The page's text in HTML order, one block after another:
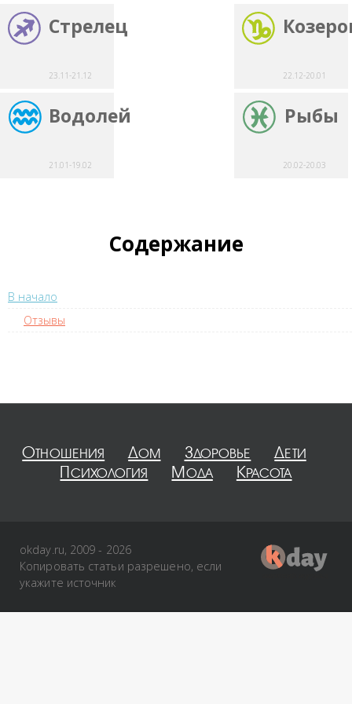
Стрелец
23.11-21.12 22.12-20.01
Водолей
21.01-19.02
Рыбы
20.02-20.03
Содержание
В начало
Отзывы
Отношения Дом Здоровье
Дети
Психология
Мода Красота
okday.ru, 2009 - 2026
Копировать статьи разрешено, если
укажите источник